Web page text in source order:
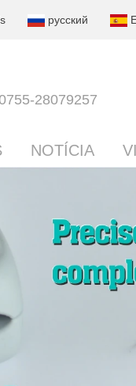
русский
28079257
NOTÍCIA